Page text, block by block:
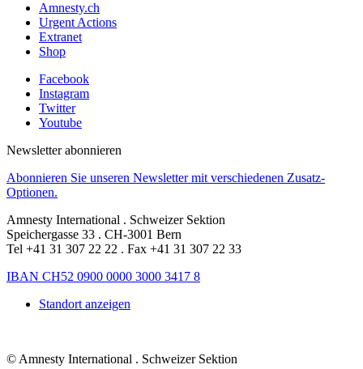
Amnesty.ch
Urgent Actions
Extranet
Shop
Facebook
Instagram
Twitter
Youtube
Newsletter abonnieren
Abonnieren Sie unseren Newsletter mit verschiedenen Zusatz-
Optionen.
Amnesty International . Schweizer Sektion
Speichergasse 33 . CH-3001 Bern
Tel +41 31 307 22 22 . Fax +41 31 307 22 33
IBAN CH52 0900 0000 3000 3417 8
Standort anzeigen
© Amnesty International . Schweizer Sektion